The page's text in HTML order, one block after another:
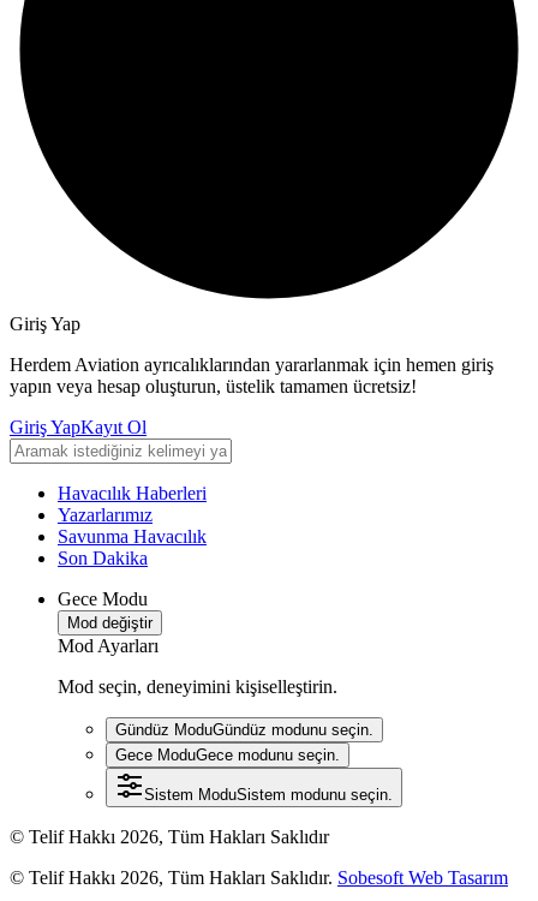
Giriş Yap
Herdem Aviation ayrıcalıklarından yararlanmak için hemen giriş
yapın veya hesap oluşturun, üstelik tamamen ücretsiz!
Giriş YapKayıt Ol
Havacılık Haberleri
Yazarlarımız
Savunma Havacılık
Son Dakika
Gece Modu
Mod değiştir
Mod Ayarları
Mod seçin, deneyimini kişiselleştirin.
Gündüz ModuGündüz modunu seçin.
Gece ModuGece modunu seçin.
Sistem ModuSistem modunu seçin.
© Telif Hakkı 2026, Tüm Hakları Saklıdır
© Telif Hakkı 2026, Tüm Hakları Saklıdır. Sobesoft Web Tasarım